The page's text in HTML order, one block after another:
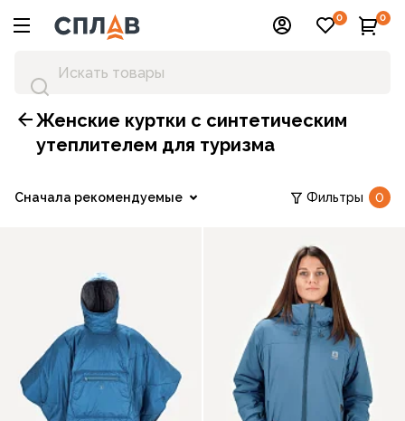
0 0
Женские куртки с синтетическим
утеплителем для туризма
Сначала рекомендуемые Фильтры 0